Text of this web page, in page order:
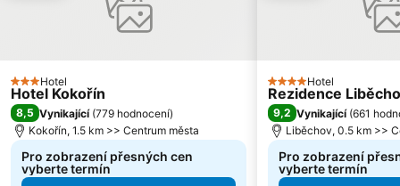
Náměstí Republiky
Výstaviště Letňany - PVA EXPO
Zámek Loučeň
Libuš
Čakovice
Centrum Černý Most
3 Počet hvězdiček
Hotel
Hotel Kokořín
8,5 Vynikající (779 hodnocení)
Kokořín, 1.5 km >> Centrum města
Pro zobrazení přesných cen
vyberte termín
4 Počet hvězdiček
Hotel
Rezidence
9,2 Vynikající (661
Liběchov, 0.5 km >>
Pro zobrazení
vyberte termín